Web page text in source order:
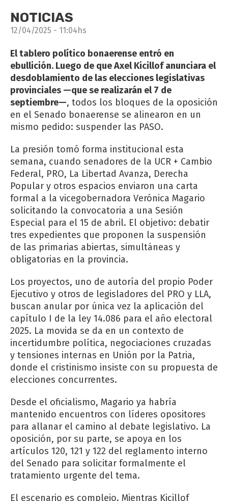
NOTICIAS
12/04/2025 - 11:04hs
El tablero político bonaerense entró en
ebullición. Luego de que Axel Kicillof anunciara el
desdoblamiento de las elecciones legislativas
provinciales —que se realizarán el 7 de
septiembre—, todos los bloques de la oposición
en el Senado bonaerense se alinearon en un
mismo pedido: suspender las PASO.
La presión tomó forma institucional esta
semana, cuando senadores de la UCR + Cambio
Federal, PRO, La Libertad Avanza, Derecha
Popular y otros espacios enviaron una carta
formal a la vicegobernadora Verónica Magario
solicitando la convocatoria a una Sesión
Especial para el 15 de abril. El objetivo: debatir
tres expedientes que proponen la suspensión
de las primarias abiertas, simultáneas y
obligatorias en la provincia.
Los proyectos, uno de autoría del propio Poder
Ejecutivo y otros de legisladores del PRO y LLA,
buscan anular por única vez la aplicación del
capítulo I de la ley 14.086 para el año electoral
2025. La movida se da en un contexto de
incertidumbre política, negociaciones cruzadas
y tensiones internas en Unión por la Patria,
donde el cristinismo insiste con su propuesta de
elecciones concurrentes.
Desde el oficialismo, Magario ya habría
mantenido encuentros con líderes opositores
para allanar el camino al debate legislativo. La
oposición, por su parte, se apoya en los
artículos 120, 121 y 122 del reglamento interno
del Senado para solicitar formalmente el
tratamiento urgente del tema.
El escenario es complejo. Mientras Kicillof